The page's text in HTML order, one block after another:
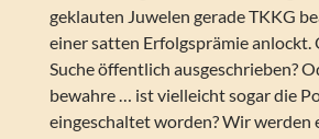
geklauten Juwelen gerade TKKG
einer satten Erfolgsprämie anlockt.
Suche öffentlich ausgeschrieben?
bewahre … ist vielleicht sogar die
eingeschaltet worden? Wir werden